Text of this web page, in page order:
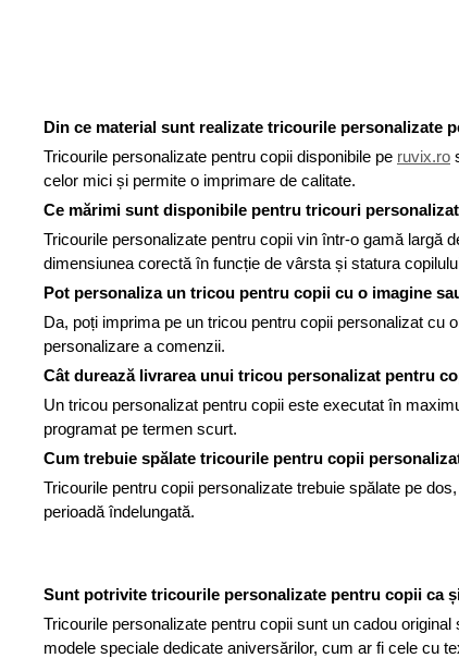
Din ce material sunt realizate tricourile personalizate
Tricourile personalizate pentru copii disponibile pe ruvix.ro
celor mici și permite o imprimare de calitate.
Ce mărimi sunt disponibile pentru tricouri
Tricourile personalizate pentru copii vin într-o gamă largă
dimensiunea corectă în funcție de vârsta și statura
Pot personaliza un tricou pentru copii cu o imagine
Da, poți imprima pe un tricou pentru copii personalizat cu
personalizare a comenzii.
Cât durează livrarea unui tricou personalizat pentru
Un tricou personalizat pentru copii este executat în
programat pe termen scurt.
Cum trebuie spălate tricourile pentru copii
Tricourile pentru copii personalizate trebuie spălate pe
perioadă îndelungată.
Sunt potrivite tricourile personalizate pentru copii ca
Tricourile personalizate pentru copii sunt un cadou
modele speciale dedicate aniversărilor, cum ar fi cele cu